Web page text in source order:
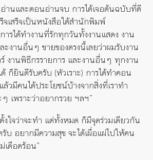
านและตอนอ่านจบ การได้เจอต้นฉบับที่ดี
ร็จเสร็จเป็นหนังสือใต้สำนักพิมพ์
รได้ทำงานที่รักทุกวันทั้งงานแสดง งาน
งานอื่นๆ ขายของตรงนี้เลยว่าผมรับงาน
งานพิธีกรรายการ และงานอื่นๆ ทุกงาน
ก็ยินดีรับครับ (หัวเราะ) การได้ทำคอน
วมีคนได้ประโยชน์บ้างจากสิ่งที่เราทำ
ๆ เพราะว่าอยากรวย ฯลฯ”
ใจว่าจะทำ แต่ทั้งหมด ก็มีจุดร่วมเดียวกัน
บ อยากมีความสุข จะได้เผื่อแผ่ไปให้คน
เดือดร้อน”